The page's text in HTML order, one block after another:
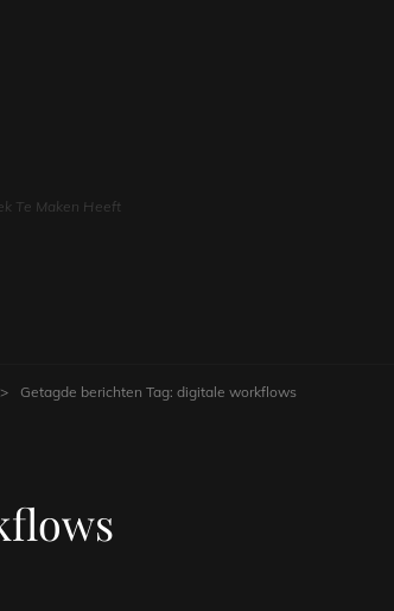
Te Maken Heeft
> Getagde berichten Tag: digitale workflows